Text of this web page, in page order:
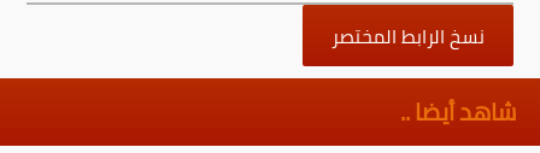
نسخ الرابط المختصر
شاهد أيضا ..